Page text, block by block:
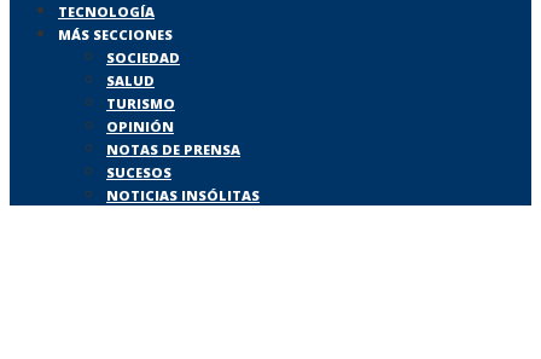
TECNOLOGÍA
MÁS SECCIONES
SOCIEDAD
SALUD
TURISMO
OPINIÓN
NOTAS DE PRENSA
SUCESOS
NOTICIAS INSÓLITAS